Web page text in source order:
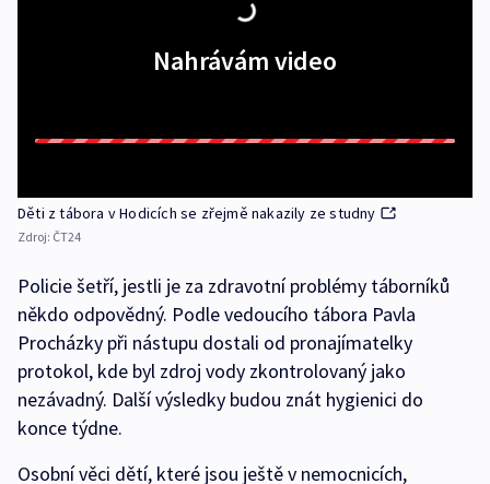
Nahrávám video
Děti z tábora v Hodicích se zřejmě nakazily ze studny
Zdroj: ČT24
Policie šetří, jestli je za zdravotní problémy táborníků
někdo odpovědný. Podle vedoucího tábora Pavla
Procházky při nástupu dostali od pronajímatelky
protokol, kde byl zdroj vody zkontrolovaný jako
nezávadný. Další výsledky budou znát hygienici do
konce týdne.
Osobní věci dětí, které jsou ještě v nemocnicích,